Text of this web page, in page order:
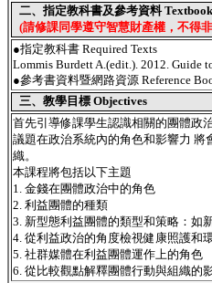
二、指定教科書及參考資料
(請修課同學遵守智慧財產權，不得
●指定教科書 Required Texts
Lommis Burdett A.(edit.). 2012. Guide
●參考書資料暨網路資源 Reference
三、教學目標 Objectives
首先引導修課學生認識相關的團體政
議題在政治系統內的角色和影響力
織。
本課程將包括以下主題
1. 金錢在團體政治中的角色
2. 利益團體的種類
3. 新型態利益團體的類型和策略：如
4. 從利益政治的角度檢視健康照護和
5. 社群媒體在利益團體運作上的角色
6. 從比較觀點解釋團體行動與組織的